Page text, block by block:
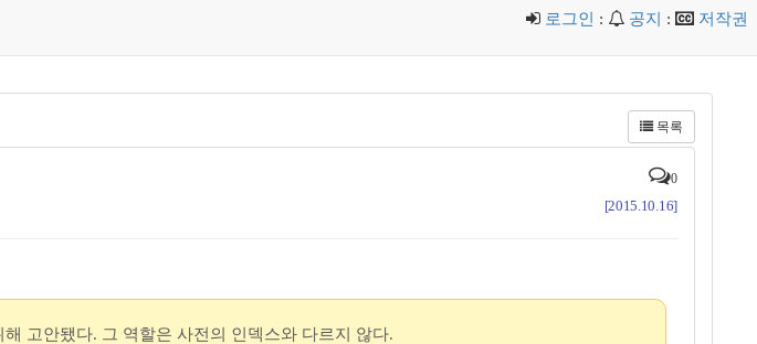
로그인 : 공지 : 저작권
목록
0
[2015.10.16]
고안됐다. 그 역할은 사전의 인덱스와 다르지 않다.